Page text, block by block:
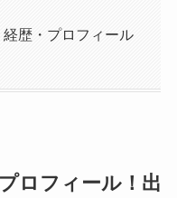
歴・プロフィール
ロフィール！出